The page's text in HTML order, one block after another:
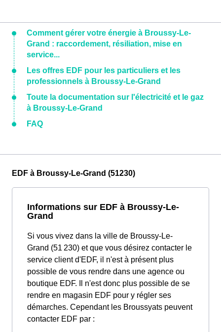
Comment gérer votre énergie à Broussy-Le-
Grand : raccordement, résiliation, mise en
service...
Les offres EDF pour les particuliers et les
professionnels à Broussy-Le-Grand
Toute la documentation sur l'électricité et le gaz
à Broussy-Le-Grand
FAQ
EDF à Broussy-Le-Grand (51230)
Informations sur EDF à Broussy-Le-
Grand
Si vous vivez dans la ville de Broussy-Le-
Grand (51 230) et que vous désirez contacter le
service client d'EDF, il n'est à présent plus
possible de vous rendre dans une agence ou
boutique EDF. Il n'est donc plus possible de se
rendre en magasin EDF pour y régler ses
démarches. Cependant les Broussyats peuvent
contacter EDF par :